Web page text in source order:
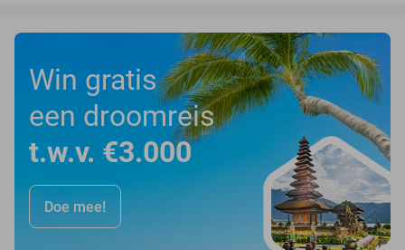
Win gratis
een droomreis
t.w.v. €3.000
Doe mee!